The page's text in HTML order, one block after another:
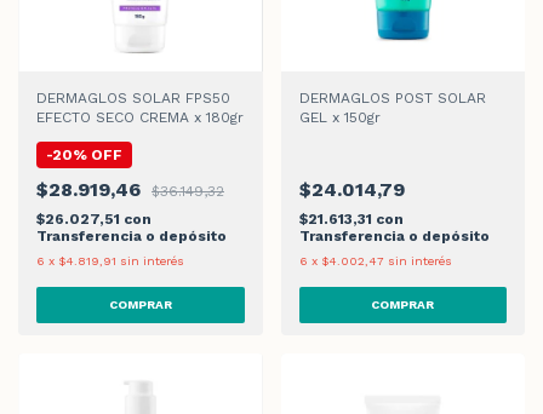
DERMAGLOS SOLAR FPS50
EFECTO SECO CREMA x 180gr
-20% OFF
$28.919,46
$36.149,32
$26.027,51 con
Transferencia o depósito
6 x $4.819,91 sin interés
DERMAGLOS POST SOLAR
GEL x 150gr
$24.014,79
$21.613,31 con
Transferencia o depósito
6 x $4.002,47 sin interés